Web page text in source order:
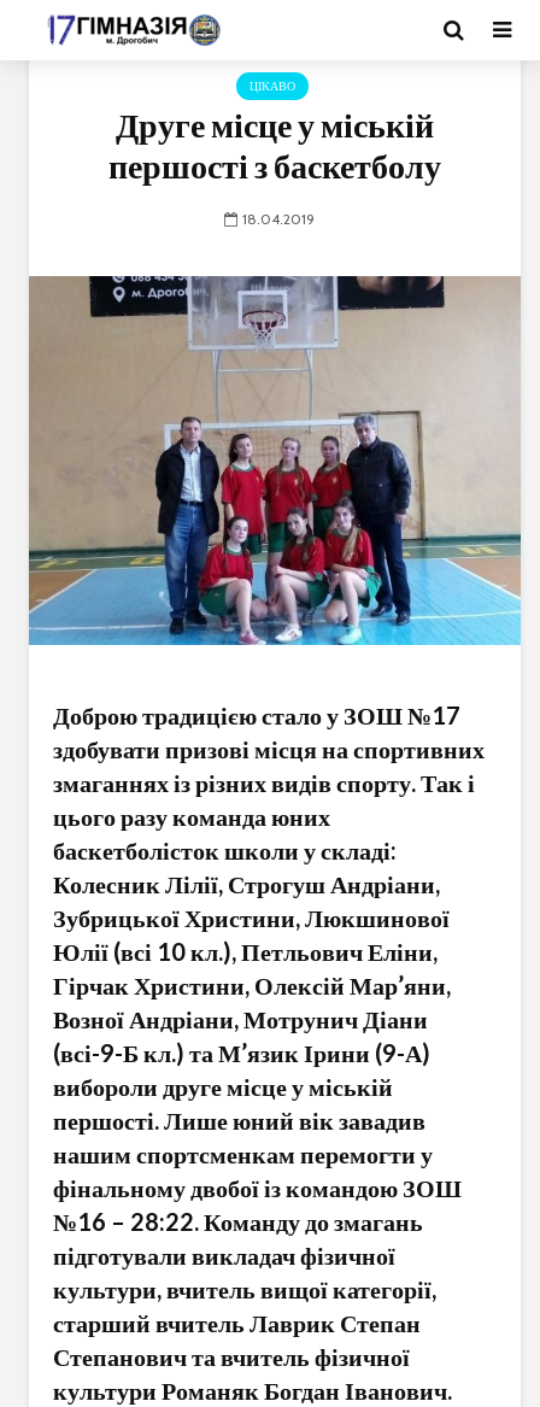
ЦІКАВО
Друге місце у міській
першості з баскетболу
18.04.2019
Доброю традицією стало у ЗОШ №17
здобувати призові місця на спортивних
змаганнях із різних видів спорту. Так і
цього разу команда юних
баскетболісток школи у складі:
Колесник Лілії, Строгуш Андріани,
Зубрицької Христини, Люкшинової
Юлії (всі 10 кл.), Петльович Еліни,
Гірчак Христини, Олексій Мар’яни,
Возної Андріани, Мотрунич Діани
(всі-9-Б кл.) та М’язик Ірини (9-А)
вибороли друге місце у міській
першості. Лише юний вік завадив
нашим спортсменкам перемогти у
фінальному двобої із командою ЗОШ
№16 – 28:22. Команду до змагань
підготували викладач фізичної
культури, вчитель вищої категорії,
старший вчитель Лаврик Степан
Степанович та вчитель фізичної
культури Романяк Богдан Іванович.